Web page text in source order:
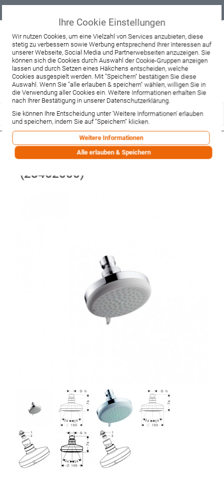
Beratung & Verkauf
+49 37467 66944
Montag - Freitag:
10:00 - 12:00 Uhr
13:00 - 16:00 Uhr
Samstag:
9:00 - 12:00 Uhr
Lieferzeitanfrage Widerruf
Hansgrohe Kopfbrause Croma 100
Vario EcoSmart chrom
(28462000)
Ihre Cookie Einstellungen
Wir nutzen Cookies, um eine Vielzahl von Services anzubieten, diese
stetig zu verbessern sowie Werbung entsprechend Ihrer Interessen auf
unserer Webseite, Social Media und Partnerwebseiten anzuzeigen. Sie
können sich die Cookies durch Auswahl der Cookie-Gruppen anzeigen
lassen und durch Setzen eines Häkchens entscheiden, welche
Cookies ausgespielt werden. Mit "Speichern" bestätigen Sie diese
Auswahl. Wenn Sie "alle erlauben & speichern" wählen, willigen Sie in
die Verwendung aller Cookies ein. Weitere Informationen erhalten Sie
nach Ihrer Bestätigung in unserer Datenschutzerklärung.
Sie können Ihre Entscheidung unter 'Weitere Informationen' erlauben
und speichern, indem Sie auf "Speichern" klicken.
Weitere Informationen
Alle erlauben & Speichern